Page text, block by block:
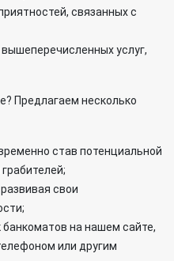
связанных с
услуг,
Предлагаем несколько
став потенциальной
свои
на нашем сайте,
или другим